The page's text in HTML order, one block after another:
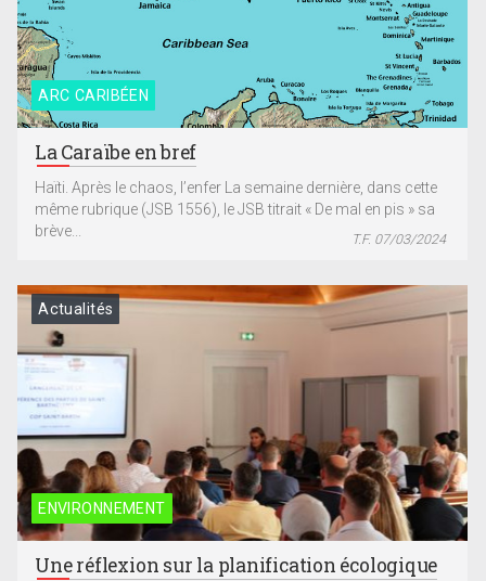
ARC CARIBÉEN
La Caraïbe en bref
Haïti. Après le chaos, l’enfer La semaine dernière, dans cette
même rubrique (JSB 1556), le JSB titrait « De mal en pis » sa
brève...
T.F. 07/03/2024
ENVIRONNEMENT
Actualités
Une réflexion sur la planification écologique